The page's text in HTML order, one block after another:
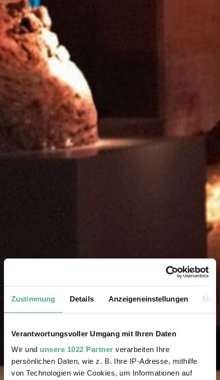
Zustimmung Details Anzeigeneinstellungen
Verantwortungsvoller Umgang mit Ihren Daten
Wir und unsere 1022 Partner verarbeiten Ihre
persönlichen Daten, wie z. B. Ihre IP-Adresse, mithilfe
von Technologien wie Cookies, um Informationen auf